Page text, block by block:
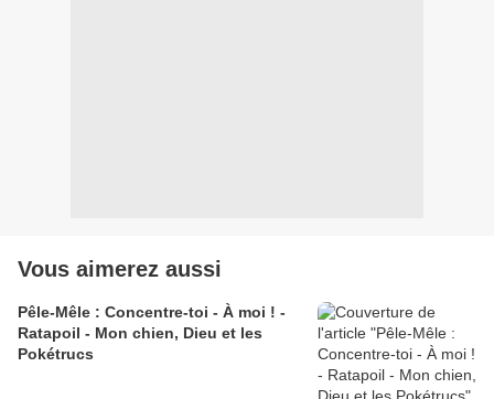
Vous aimerez aussi
Pêle-Mêle : Concentre-toi - À moi ! -
Ratapoil - Mon chien, Dieu et les
Pokétrucs